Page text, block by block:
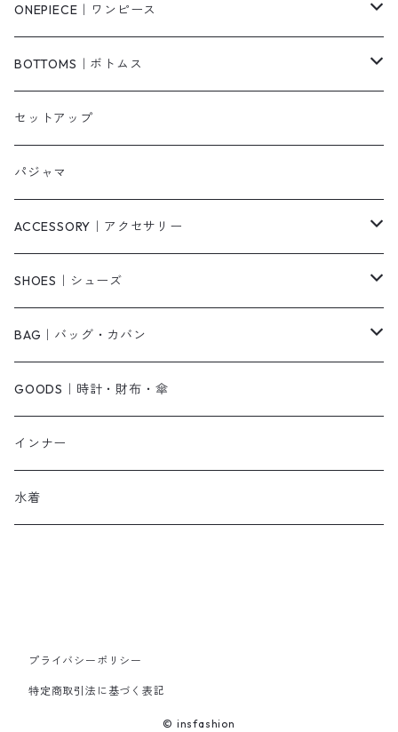
シャツ/ブラウス
ベスト/チョッキ
タンクトップ/キャミソール
スウェット/パーカー
ニット/セーター
ベアトップ・チューブトップ
その他
ジャケット/ブルゾン
コート
カーディガン
ダウンコート
その他
ONEPIECE｜ワンピース
柄
無地
ニットワンピース
ロングワンピース
シャツワンピース
キャミワンピース
オールインワン・サロペット
ジャンパースカート
その他
BOTTOMS｜ボトムス
パンツ・デニム
ショートパンツ
スカート
その他
セットアップ
パジャマ
ACCESSORY｜アクセサリー
ピアス・リング
ネックレス
ベルト
ブレスレット
帽子
ストール・マフラー
SHOES｜シューズ
パンプス
サンダル
ショートブーツ・ブーティ
ロングブーツ
その他
BAG｜バッグ・カバン
ショルダーバッグ
ハンドバッグ
リュック
その他
GOODS｜時計・財布・傘
インナー
水着
プライバシーポリシー
特定商取引法に基づく表記
© insfashion